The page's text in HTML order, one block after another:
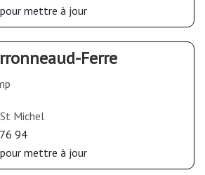
mettre à jour
Ferre
Michel
94
mettre à jour